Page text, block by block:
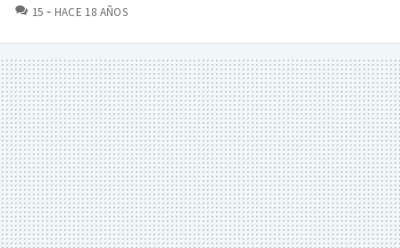
15 COMENTARIOS
HACE 18 AÑOS